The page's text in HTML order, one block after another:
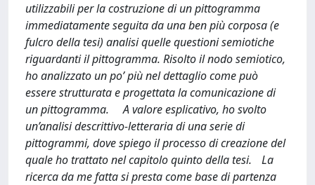
utilizzabili per la costruzione di un pittogramma
immediatamente seguita da una ben più corposa (e
fulcro della tesi) analisi quelle questioni semiotiche
riguardanti il pittogramma. Risolto il nodo semiotico,
ho analizzato un po’ più nel dettaglio come può
essere strutturata e progettata la comunicazione di
un pittogramma. A valore esplicativo, ho svolto
un’analisi descrittivo-letteraria di una serie di
pittogrammi, dove spiego il processo di creazione del
quale ho trattato nel capitolo quinto della tesi. La
ricerca da me fatta si presta come base di partenza